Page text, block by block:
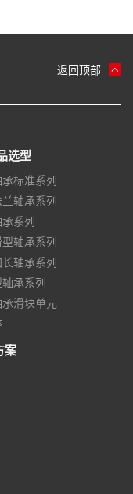
返回顶部
选型
标准系列
轴承系列
系列
轴承系列
轴承系列
承系列
滑块单元
案